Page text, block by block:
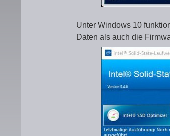
Unter Windows 10
Daten als auch die